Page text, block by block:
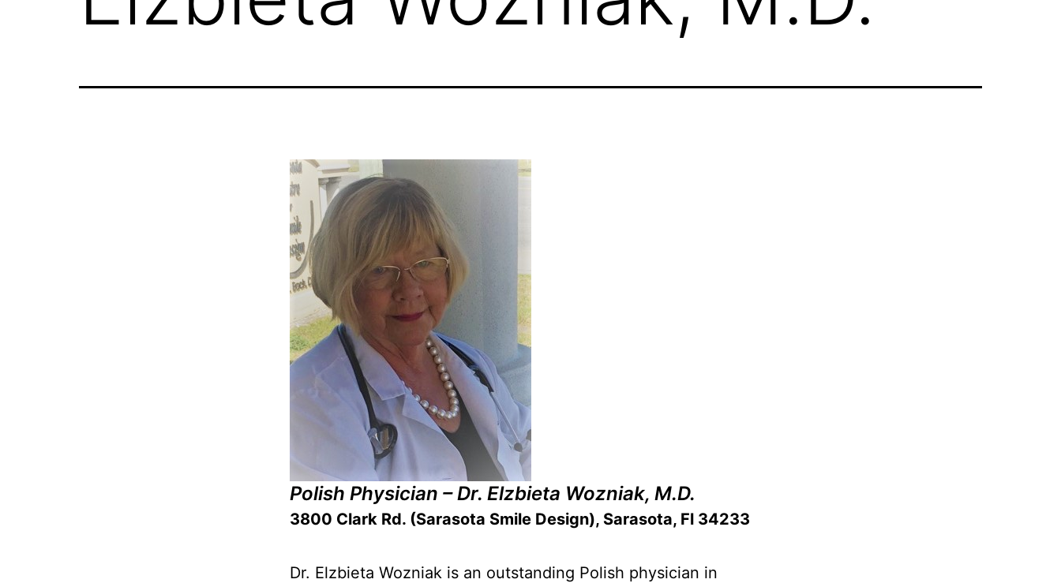
Polish Physician – Dr. Elzbieta Wozniak, M.D.
3800 Clark Rd. (Sarasota Smile Design), Sarasota, Fl 34233
Dr. Elzbieta Wozniak is an outstanding Polish physician in